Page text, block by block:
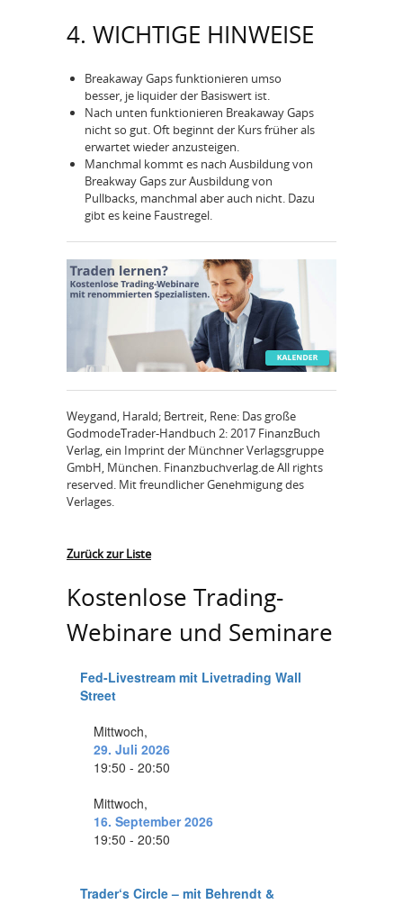
4. WICHTIGE HINWEISE
Breakaway Gaps funktionieren umso
besser, je liquider der Basiswert ist.
Nach unten funktionieren Breakaway Gaps
nicht so gut. Oft beginnt der Kurs früher als
erwartet wieder anzusteigen.
Manchmal kommt es nach Ausbildung von
Breakway Gaps zur Ausbildung von
Pullbacks, manchmal aber auch nicht. Dazu
gibt es keine Faustregel.
Weygand, Harald; Bertreit, Rene: Das große
GodmodeTrader-Handbuch 2: 2017 FinanzBuch
Verlag, ein Imprint der Münchner Verlagsgruppe
GmbH, München. Finanzbuchverlag.de All rights
reserved. Mit freundlicher Genehmigung des
Verlages.
Zurück zur Liste
Kostenlose Trading-
Webinare und Seminare